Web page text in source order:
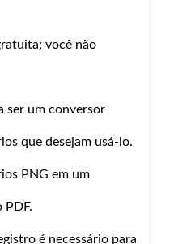
você não
ser um conversor
que desejam usá-lo.
PNG em um
PDF.
é necessário para